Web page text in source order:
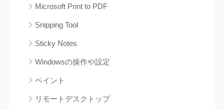
Microsoft Print to PDF
Snipping Tool
Sticky Notes
Windowsの操作や設定
ペイント
リモートデスクトップ